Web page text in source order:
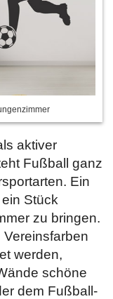
aktiver
Fußball ganz
Ein
Stück
zu bringen.
werden,
schöne
dem Fußball-